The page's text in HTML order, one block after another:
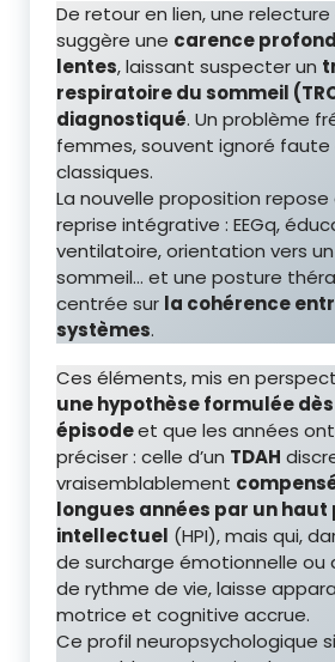
De retour en lien, une relecture
suggère une carence
lentes, laissant suspecter un
respiratoire du sommeil
diagnostiqué. Un problème
femmes, souvent ignoré
classiques.
La nouvelle proposition repose
reprise intégrative : EEGq,
ventilatoire, orientation vers
sommeil… et une posture
centrée sur la cohérence
systèmes.
Ces éléments, mis en
une hypothèse formulée
épisodeet que les années
préciser : celle d’un TDAH
vraisemblablement
longues années par un
intellectuel (HPI), mais qui,
de surcharge émotionnelle ou
de rythme de vie, laisse
motrice et cognitive accrue.
Ce profil neuropsychologique